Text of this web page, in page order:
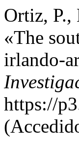
Ortiz, P.,
«The
irlando-
https://